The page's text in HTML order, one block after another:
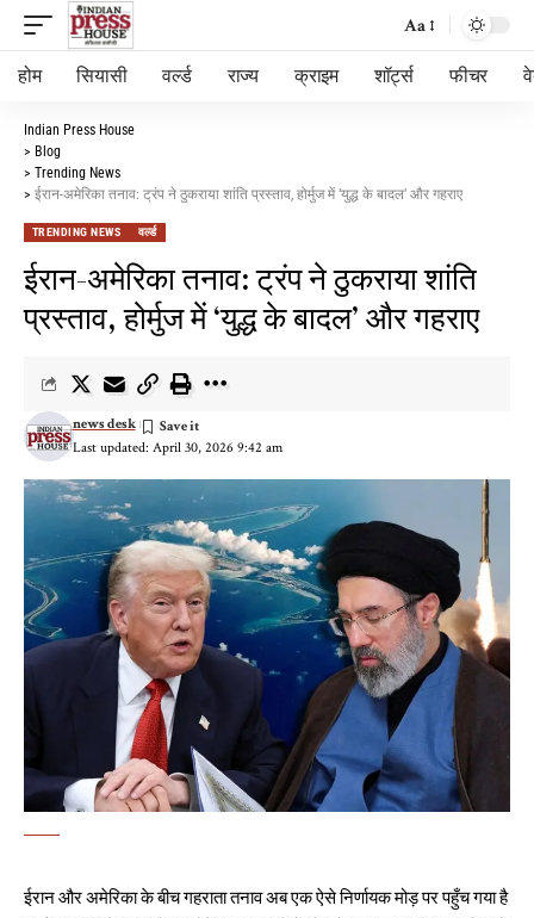
Aa
होम सियासी वर्ल्ड राज्य क्राइम शॉर्ट्स फीचर
Indian Press House
> Blog
> Trending News
> ईरान-अमेरिका तनाव: ट्रंप ने ठुकराया शांति प्रस्ताव, होर्मुज में ‘युद्ध के बादल’ और गहराए
TRENDING NEWS वर्ल्ड
ईरान-अमेरिका तनाव: ट्रंप ने ठुकराया शांति
प्रस्ताव, होर्मुज में ‘युद्ध के बादल’ और गहराए
Last updated: April 30, 2026 9:42 am
news desk
ईरान और अमेरिका के बीच गहराता तनाव अब एक ऐसे निर्णायक मोड़ पर पहुँच गया है